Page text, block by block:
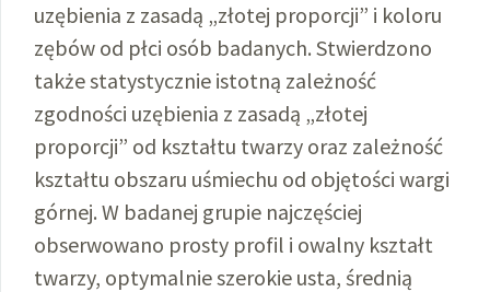
uzębienia z zasadą „złotej proporcji” i koloru
zębów od płci osób badanych. Stwierdzono
także statystycznie istotną zależność
zgodności uzębienia z zasadą „złotej
proporcji” od kształtu twarzy oraz zależność
kształtu obszaru uśmiechu od objętości wargi
górnej. W badanej grupie najczęściej
obserwowano prosty profil i owalny kształt
twarzy, optymalnie szerokie usta, średnią